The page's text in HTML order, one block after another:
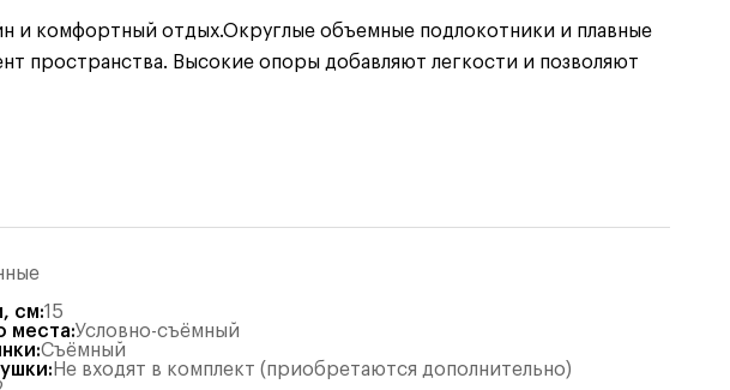
и комфортный отдых.Округлые объемные подлокотники и плавные
пространства. Высокие опоры добавляют легкости и позволяют
см:15
места:Условно-съёмный
:Съёмный
: Не входят в комплект (приобретаются дополнительно)